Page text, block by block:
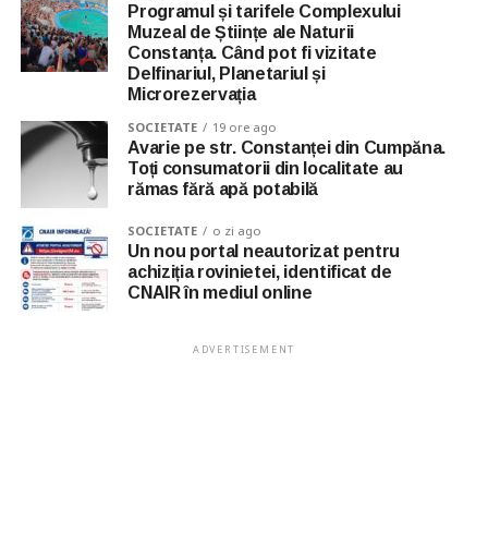
Programul și tarifele Complexului
Muzeal de Științe ale Naturii
Constanța. Când pot fi vizitate
Delfinariul, Planetariul și
Microrezervația
SOCIETATE 19 ore ago
Avarie pe str. Constanței din Cumpăna.
Toți consumatorii din localitate au
rămas fără apă potabilă
SOCIETATE o zi ago
Un nou portal neautorizat pentru
achiziția rovinietei, identificat de
CNAIR în mediul online
ADVERTISEMENT